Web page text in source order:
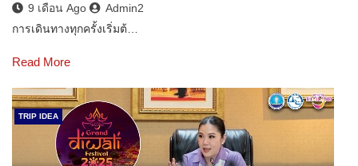
9 เดือน Ago
Admin2
การเดินทางทุกครั้งเริ่มต้…
Read More
TRIP IDEA